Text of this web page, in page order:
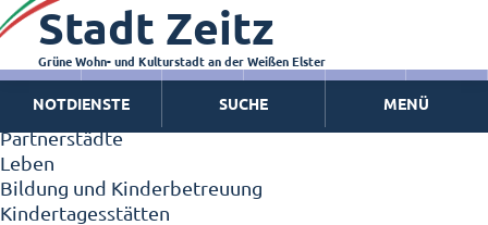
Zeitz - Die Kleinstadt
Willkommen in Zeitz!
Interview mit Oberbürgermeister Christian Thieme
Zeitz - Stadt der Zukunft
Ortschaften
Partnerstädte
Leben
Bildung und Kinderbetreuung
Kindertagesstätten
Stadt Zeitz
Grüne Wohn- und Kulturstadt an der Weißen Elster
NOTDIENSTE SUCHE MENÜ